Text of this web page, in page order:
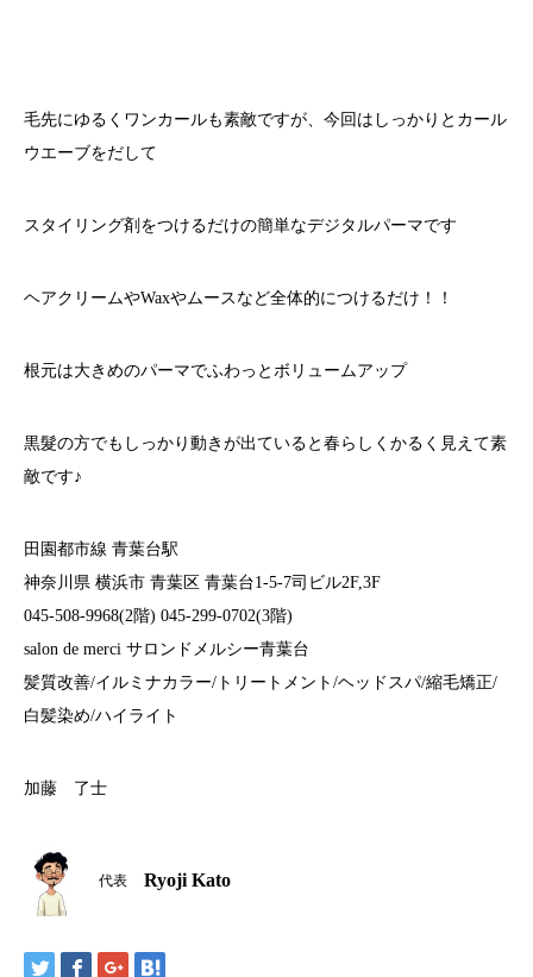
毛先にゆるくワンカールも素敵ですが、今回はしっかりとカール
ウエーブをだして
スタイリング剤をつけるだけの簡単なデジタルパーマです
ヘアクリームやWaxやムースなど全体的につけるだけ！！
根元は大きめのパーマでふわっとボリュームアップ
黒髮の方でもしっかり動きが出ていると春らしくかるく見えて素
敵です♪
田園都市線 青葉台駅
神奈川県 横浜市 青葉区 青葉台1-5-7司ビル2F,3F
045-508-9968(2階) 045-299-0702(3階)
salon de merci サロンドメルシー青葉台
髪質改善/イルミナカラー/トリートメント/ヘッドスパ/縮毛矯正/
白髪染め/ハイライト
加藤 了士
代表 Ryoji Kato